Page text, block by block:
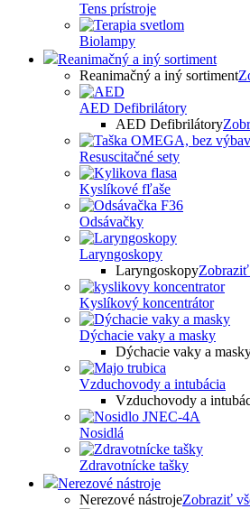
Tens prístroje
Biolampy
Reanimačný a iný sortiment
Reanimačný a iný sortiment
AED Defibrilátory
AED Defibrilátory
Resuscitačné sety
Kyslíkové fľaše
Odsávačky
Laryngoskopy
Laryngoskopy
Kyslíkový koncentrátor
Dýchacie vaky a masky
Dýchacie vaky a
Vzduchovody a intubácia
Vzduchovody a
Nosidlá
Zdravotnícke tašky
Nerezové nástroje
Nerezové nástrojeZobraziť